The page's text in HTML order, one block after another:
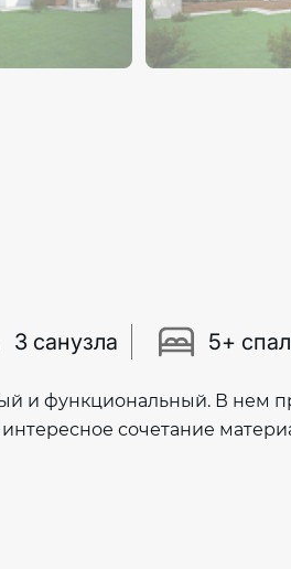
3 санузла 5+
и функциональный. В нем
сочетание